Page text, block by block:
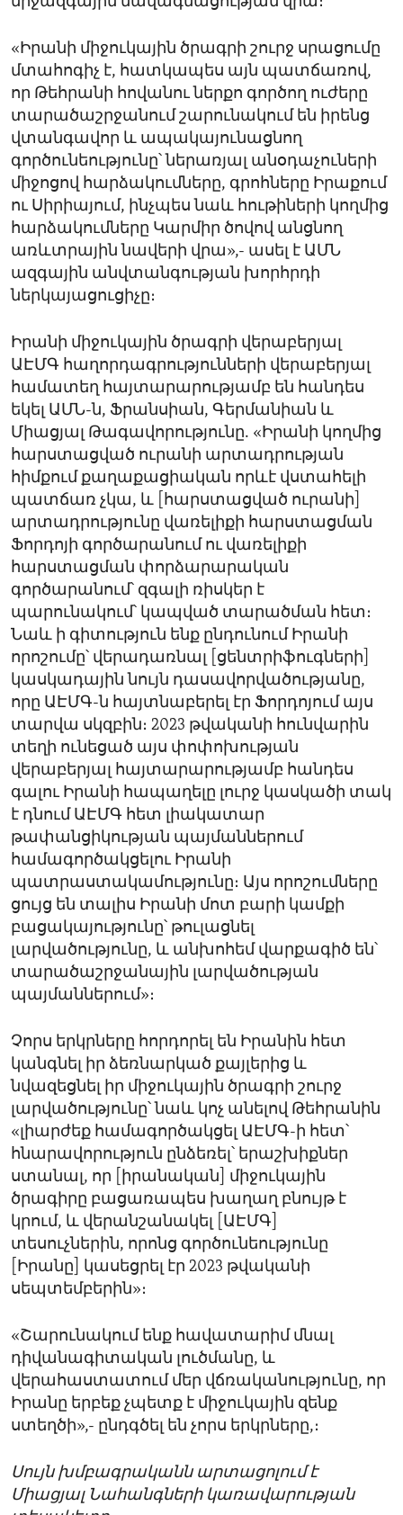
«Իրանի միջուկային ծրագրի շուրջ սրացումը
մտահոգիչ է, հատկապես այն պատճառով,
որ Թեհրանի հովանու ներքո գործող ուժերը
տարածաշրջանում շարունակում են իրենց
վտանգավոր և ապակայունացնող
գործունեությունը՝ ներառյալ անօդաչուների
միջոցով հարձակումները, գրոհները Իրաքում
ու Սիրիայում, ինչպես նաև հութիների կողմից
հարձակումները Կարմիր ծովով անցնող
առևտրային նավերի վրա»,- ասել է ԱՄՆ
ազգային անվտանգության խորհրդի
ներկայացուցիչը։
Իրանի միջուկային ծրագրի վերաբերյալ
ԱԷՄԳ հաղորդագրությունների վերաբերյալ
համատեղ հայտարարությամբ են հանդես
եկել ԱՄՆ-ն, Ֆրանսիան, Գերմանիան և
Միացյալ Թագավորությունը. «Իրանի կողմից
հարստացված ուրանի արտադրության
հիմքում քաղաքացիական որևէ վստահելի
պատճառ չկա, և [հարստացված ուրանի]
արտադրությունը վառելիքի հարստացման
Ֆորդոյի գործարանում ու վառելիքի
հարստացման փորձարարական
գործարանում՝ զգալի ռիսկեր է
պարունակում՝ կապված տարածման հետ։
Նաև ի գիտություն ենք ընդունում Իրանի
որոշումը՝ վերադառնալ [ցենտրիֆուգների]
կասկադային նույն դասավորվածությանը,
որը ԱԷՄԳ-ն հայտնաբերել էր Ֆորդոյում այս
տարվա սկզբին։ 2023 թվականի հունվարին
տեղի ունեցած այս փոփոխության
վերաբերյալ հայտարարությամբ հանդես
գալու Իրանի հապաղելը լուրջ կասկածի տակ
է դնում ԱԷՄԳ հետ լիակատար
թափանցիկության պայմաններում
համագործակցելու Իրանի
պատրաստակամությունը։ Այս որոշումները
ցույց են տալիս Իրանի մոտ բարի կամքի
բացակայությունը՝ թուլացնել
լարվածությունը, և անխոհեմ վարքագիծ են՝
տարածաշրջանային լարվածության
պայմաններում»։
Չորս երկրները հորդորել են Իրանին հետ
կանգնել իր ձեռնարկած քայլերից և
նվազեցնել իր միջուկային ծրագրի շուրջ
լարվածությունը՝ նաև կոչ անելով Թեհրանին
«լիարժեք համագործակցել ԱԷՄԳ-ի հետ՝
հնարավորություն ընձեռել՝ երաշխիքներ
ստանալ, որ [իրանական] միջուկային
ծրագիրը բացառապես խաղաղ բնույթ է
կրում, և վերանշանակել [ԱԷՄԳ]
տեսուչներին, որոնց գործունեությունը
[Իրանը] կասեցրել էր 2023 թվականի
սեպտեմբերին»։
«Շարունակում ենք հավատարիմ մնալ
դիվանագիտական լուծմանը, և
վերահաստատում մեր վճռականությունը, որ
Իրանը երբեք չպետք է միջուկային զենք
ստեղծի»,- ընդգծել են չորս երկրները,։
Սույն խմբագրականն արտացոլում է
Միացյալ Նահանգների կառավարության